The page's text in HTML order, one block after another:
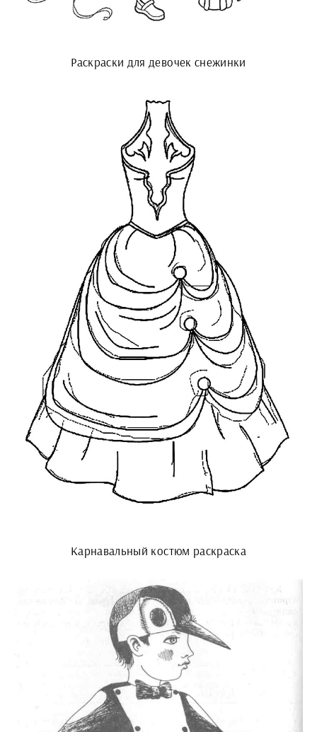
Раскраски для девочек снежинки
Карнавальный костюм раскраска